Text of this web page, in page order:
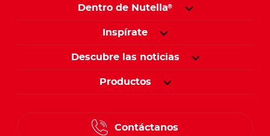
Dentro de Nutella®
Inspírate
Descubre las noticias
Productos
Contáctanos